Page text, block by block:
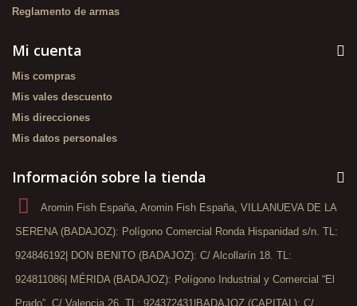
Reglamento de armas
Mi cuenta
Mis compras
Mis vales descuento
Mis direcciones
Mis datos personales
Información sobre la tienda
Aromin Fish España, Aromin Fish España, VILLANUEVA DE LA
SERENA (BADAJOZ): Polígono Comercial Ronda Hispanidad s/n. TL:
924846192| DON BENITO (BADAJOZ): C/ Alcollarín 18. TL:
924811086| MÉRIDA (BADAJOZ): Polígono Industrial y Comercial “El
Prado”, C/ Valencia 26. TL: 924372431|BADAJOZ (CAPITAL): C/